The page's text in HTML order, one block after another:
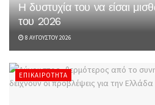
Η δυστυχία του να είσαι
του 2026
8 ΑΥΓΟΎΣΤΟΥ 2026
ΕΠΙΚΑΙΡΌΤΗΤΑ